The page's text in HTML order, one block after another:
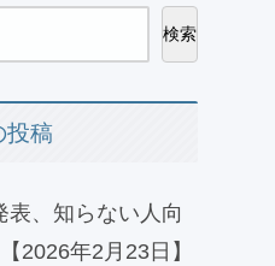
検索
投稿
、知らない人向
2026年2月23日】